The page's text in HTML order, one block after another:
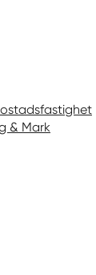
& Mark